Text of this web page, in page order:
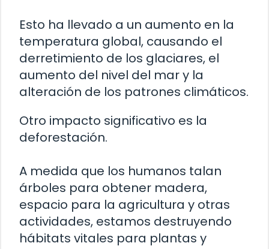
Esto ha llevado a un aumento en la
temperatura global, causando el
derretimiento de los glaciares, el
aumento del nivel del mar y la
alteración de los patrones climáticos.
Otro impacto significativo es la
deforestación.
A medida que los humanos talan
árboles para obtener madera,
espacio para la agricultura y otras
actividades, estamos destruyendo
hábitats vitales para plantas y